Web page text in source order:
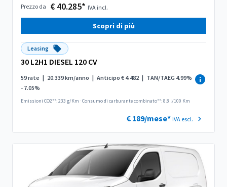
Prezzo da € 40.285* IVA incl.
Scopri di più
Leasing
30 L2H1 DIESEL 120 CV
59 rate | 20.339 km/anno | Anticipo € 4.482 | TAN/TAEG 4.99%
- 7.05%
Emissioni CO2**: 233 g/Km ·Consumo di carburante combinato**: 8.8 l/100 Km
€ 189/mese* IVA escl.